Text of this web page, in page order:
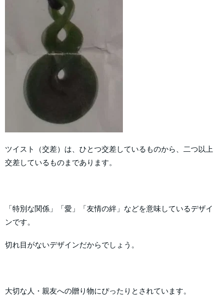
ツイスト（交差）は、ひとつ交差しているものから、二つ以上
交差しているものまであります。
「特別な関係」「愛」「友情の絆」などを意味しているデザイ
ンです。
切れ目がないデザインだからでしょう。
大切な人・親友への贈り物にぴったりとされています。